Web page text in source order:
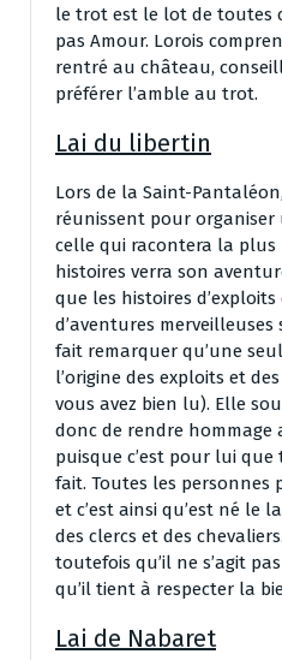
le trot est le lot de toutes
pas Amour. Lorois
rentré au château,
préférer l’amble au trot.
Lai du libertin
Lors de la Saint-
réunissent pour organiser
celle qui racontera la plus
histoires verra son
que les histoires
d’aventures
fait remarquer qu’une
l’origine des exploits et
vous avez bien lu). Elle
donc de rendre hommage
puisque c’est pour lui
fait. Toutes les personnes
et c’est ainsi qu’est né le
des clercs et des
toutefois qu’il ne s’agit
qu’il tient à respecter la
Lai de Nabaret